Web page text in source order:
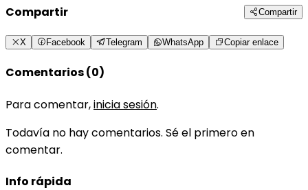
Compartir Compartir
X Facebook Telegram WhatsApp Copiar enlace
Comentarios (0)
Para comentar,inicia sesión.
Todavía no hay comentarios. Sé el primero en
comentar.
Info rápida